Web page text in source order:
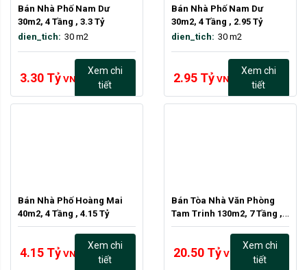
Bán Nhà Phố Nam Dư
30m2, 4 Tầng , 3.3 Tỷ
dien_tich: 30 m2
3.30 TỷVND
Xem chi
tiết
Bán Nhà Phố Nam Dư
30m2, 4 Tầng , 2.95 Tỷ
dien_tich: 30 m2
2.95 TỷVND
Xem chi
tiết
Bán Nhà Phố Hoàng Mai
40m2, 4 Tầng , 4.15 Tỷ
4.15 TỷVND
Xem chi
tiết
Bán Tòa Nhà Văn Phòng
Tam Trinh 130m2, 7 Tầng ,
20.5 tỷ
20.50 TỷVND
Xem chi
tiết